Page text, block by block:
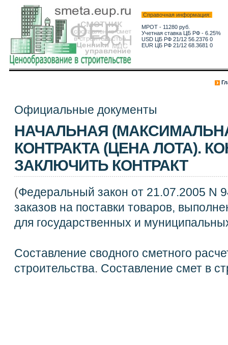
Справочная информация:
МРОТ - 11280 руб.
Учетная ставка ЦБ РФ - 6.25%
USD ЦБ РФ 21/12 56.2376 0
EUR ЦБ РФ 21/12 68.3681 0
Официальные документы
НАЧАЛЬНАЯ
КОНТРАКТА (ЦЕНА ЛОТА).
ЗАКЛЮЧИТЬ КОНТРАКТ
(Федеральный закон от 21.07.2005 N
заказов на поставки товаров,
для государственных и
Составление сводного сметного
строительства. Составление смет в